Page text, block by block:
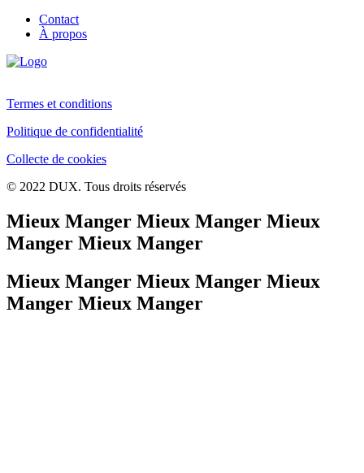
Contact
À propos
Termes et conditions
Politique de confidentialité
Collecte de cookies
© 2022 DUX. Tous droits réservés
Mieux Manger Mieux Manger Mieux
Manger Mieux Manger
Mieux Manger Mieux Manger Mieux
Manger Mieux Manger